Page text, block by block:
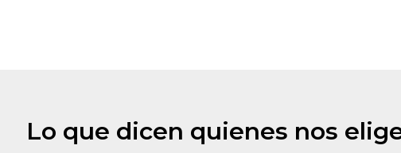
Lo que dicen quienes nos